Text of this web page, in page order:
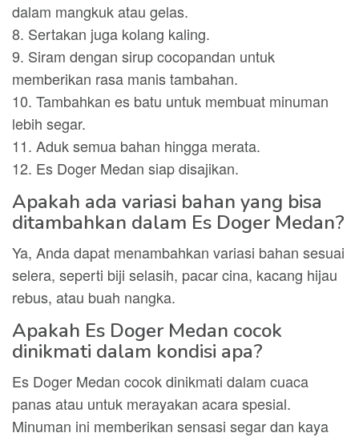
dalam mangkuk atau gelas.
8. Sertakan juga kolang kaling.
9. Siram dengan sirup cocopandan untuk
memberikan rasa manis tambahan.
10. Tambahkan es batu untuk membuat minuman
lebih segar.
11. Aduk semua bahan hingga merata.
12. Es Doger Medan siap disajikan.
Apakah ada variasi bahan yang bisa
ditambahkan dalam Es Doger Medan?
Ya, Anda dapat menambahkan variasi bahan sesuai
selera, seperti biji selasih, pacar cina, kacang hijau
rebus, atau buah nangka.
Apakah Es Doger Medan cocok
dinikmati dalam kondisi apa?
Es Doger Medan cocok dinikmati dalam cuaca
panas atau untuk merayakan acara spesial.
Minuman ini memberikan sensasi segar dan kaya